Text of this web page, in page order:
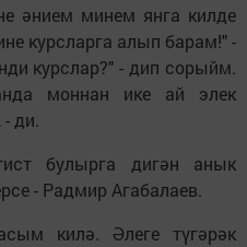
әнием минем янга килде
курсларга алып барам!" -
курслар?" - дип сорыйм.
моннан ике ай элек
ди.
булырга дигән анык
- Радмир Агабалаев.
килә. Әлеге түгәрәк